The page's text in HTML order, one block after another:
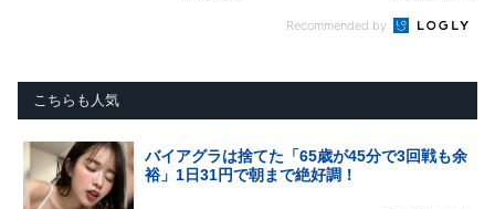
Recommended by
こちらも人気
バイアグラは捨てた「65歳が45分で3回戦も余
裕」1日31円で朝まで絶好調！